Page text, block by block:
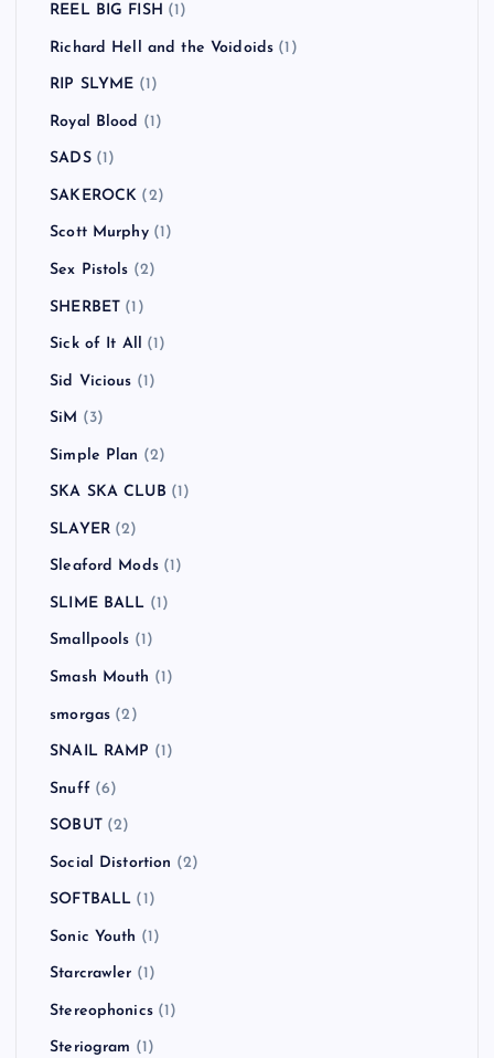
REEL BIG FISH (1)
Richard Hell and the Voidoids (1)
RIP SLYME (1)
Royal Blood (1)
SADS(1)
SAKEROCK (2)
Scott Murphy(1)
Sex Pistols (2)
SHERBET (1)
Sick of It All (1)
Sid Vicious (1)
SiM (3)
Simple Plan (2)
SKA SKA CLUB (1)
SLAYER(2)
Sleaford Mods(1)
SLIME BALL (1)
Smallpools (1)
Smash Mouth (1)
smorgas (2)
SNAIL RAMP (1)
Snuff (6)
SOBUT(2)
Social Distortion (2)
SOFTBALL (1)
Sonic Youth (1)
Starcrawler (1)
Stereophonics(1)
Steriogram (1)